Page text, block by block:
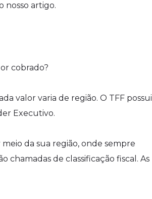
nosso artigo.
cobrado?
valor varia de região. O TFF possui
Executivo.
da sua região, onde sempre
chamadas de classificação fiscal. As